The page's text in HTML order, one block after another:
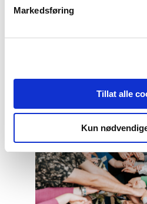
Markedsføring
Tillat alle
Kun
First»
med
nytt
for
EØS-
–